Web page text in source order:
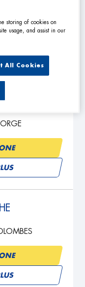
storing of cookies on
usage, and assist in our
All Cookies